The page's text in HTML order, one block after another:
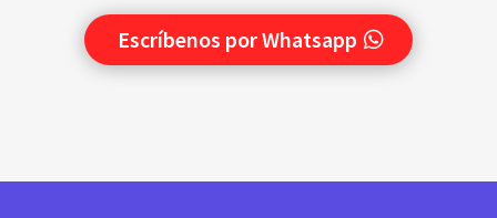
Escríbenos por Whatsapp